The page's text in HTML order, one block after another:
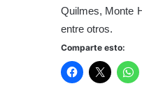
Quilmes, Monte
entre otros.
Comparte esto: